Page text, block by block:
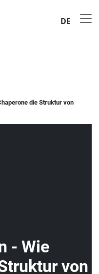
DE
die Struktur von
- Wie
von